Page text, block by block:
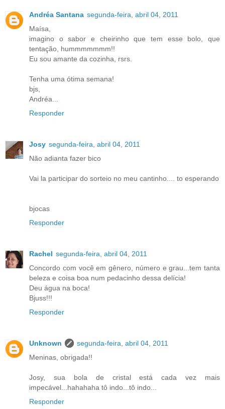
Andréa Santana segunda-feira, abril 04, 2011
Maísa,
imagino o sabor e cheirinho que tem esse bolo, que
tentação, hummmmmmm!!
Eu sou amante da cozinha, rsrs.
Tenha uma ótima semana!
bjs,
Andréa...
Responder
Josy segunda-feira, abril 04, 2011
Não adianta fazer bico
Vai la participar do sorteio no meu cantinho.... to esperando
bjocas
Responder
Rachel segunda-feira, abril 04, 2011
Concordo com você em gênero, número e grau...tem tanta
beleza e coisa boa num pedacinho dessa delícia!
Deu água na boca!
Bjuss!!!
Responder
Unknown
segunda-feira, abril 04, 2011
Meninas, obrigada!!
Josy, sua bola de cristal está cada vez mais
impecável...hahahaha tô indo...tô indo...
Responder